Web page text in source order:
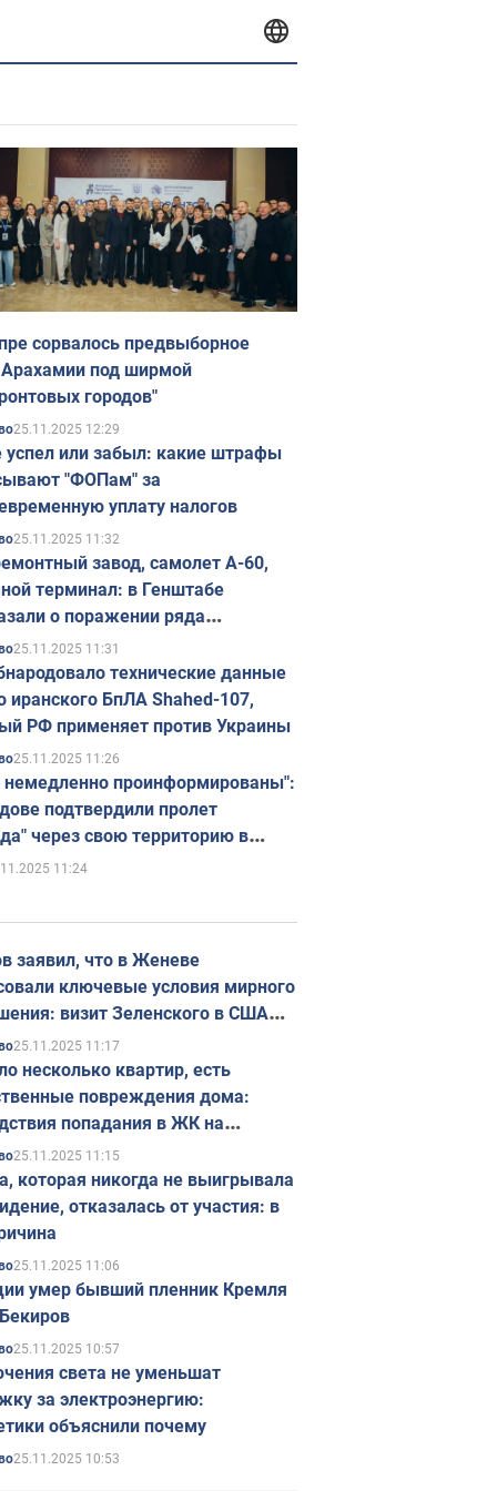
сорвалось предвыборное
Арахамии под ширмой
городов"
25.11.2025 12:29
успел или забыл: какие штрафы
"ФОПам" за
уплату налогов
25.11.2025 11:32
завод, самолет А-60,
терминал: в Генштабе
о поражении ряда
объектов России
25.11.2025 11:31
технические данные
иранского БпЛА Shahed-107,
РФ применяет против Украины
25.11.2025 11:26
проинформированы":
подтвердили пролет
через свою территорию в
11:24
заявил, что в Женеве
ключевые условия мирного
визит Зеленского в США
в ноябре
25.11.2025 11:17
несколько квартир, есть
повреждения дома:
попадания в ЖК на
в Киеве. Фото
25.11.2025 11:15
которая никогда не выигрывала
отказалась от участия: в
25.11.2025 11:06
умер бывший пленник Кремля
25.11.2025 10:57
света не уменьшат
за электроэнергию:
объяснили почему
25.11.2025 10:53